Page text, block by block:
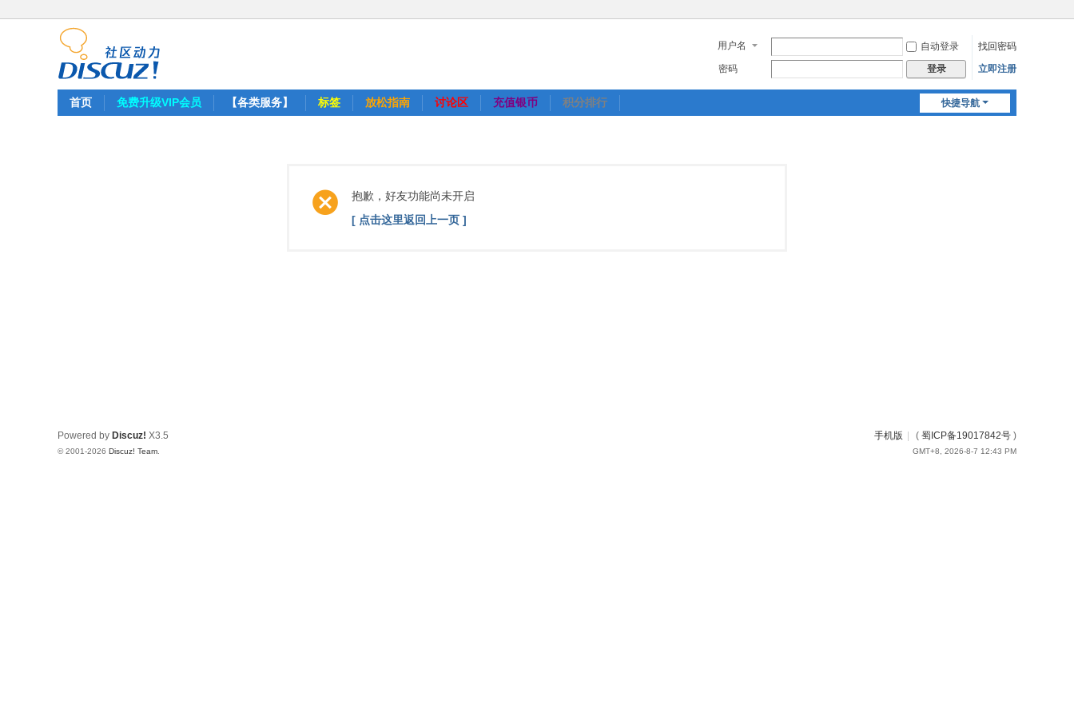
用户名 自动登录
找回密码
密码
登录 立即注册
快捷导航
首页 免费升级VIP会员 【各类服务】 标签 放松指南 讨论区 充值银币 积分排行
抱歉，好友功能尚未开启
[ 点击这里返回上一页 ]
手机版 ( 蜀ICP备19017842号 )
GMT+8, 2026-8-7 12:43 PM
Powered by Discuz! X3.5
© 2001-2026 Discuz! Team